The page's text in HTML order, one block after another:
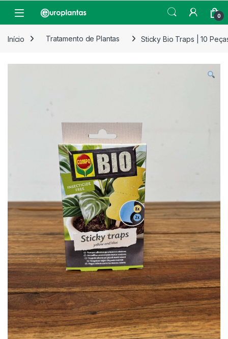
Open 0
Início Tratamento de Plantas Sticky Bio Traps | 10